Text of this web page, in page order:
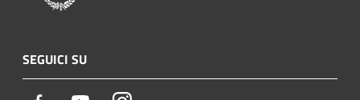
SEGUICI SU